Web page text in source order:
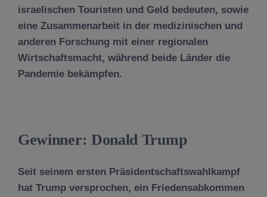
israelischen Touristen und Geld bedeuten, sowie
eine Zusammenarbeit in der medizinischen und
anderen Forschung mit einer regionalen
Wirtschaftsmacht, während beide Länder die
Pandemie bekämpfen.
Gewinner: Donald Trump
Seit seinem ersten Präsidentschaftswahlkampf
hat Trump versprochen, ein Friedensabkommen